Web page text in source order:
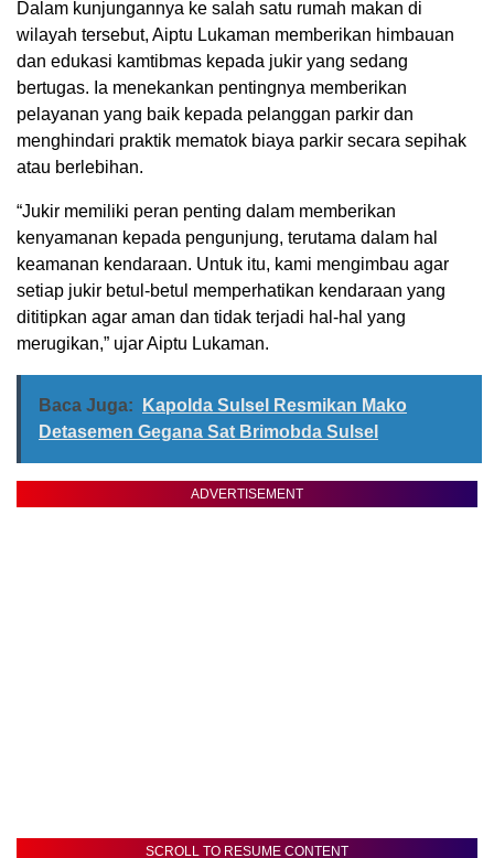
Dalam kunjungannya ke salah satu rumah makan di
wilayah tersebut, Aiptu Lukaman memberikan himbauan
dan edukasi kamtibmas kepada jukir yang sedang
bertugas. Ia menekankan pentingnya memberikan
pelayanan yang baik kepada pelanggan parkir dan
menghindari praktik mematok biaya parkir secara sepihak
atau berlebihan.
“Jukir memiliki peran penting dalam memberikan
kenyamanan kepada pengunjung, terutama dalam hal
keamanan kendaraan. Untuk itu, kami mengimbau agar
setiap jukir betul-betul memperhatikan kendaraan yang
dititipkan agar aman dan tidak terjadi hal-hal yang
merugikan,” ujar Aiptu Lukaman.
Baca Juga:
Kapolda Sulsel Resmikan Mako
Detasemen Gegana Sat Brimobda Sulsel
ADVERTISEMENT
SCROLL TO RESUME CONTENT